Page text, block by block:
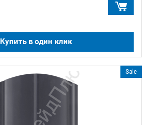
Купить в один клик
Sale